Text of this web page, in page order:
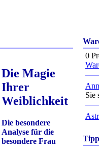
Die Magie
Ihrer
Weiblichkeit
Die besondere
Analyse für die
besondere Frau
0
Sie
Tipp